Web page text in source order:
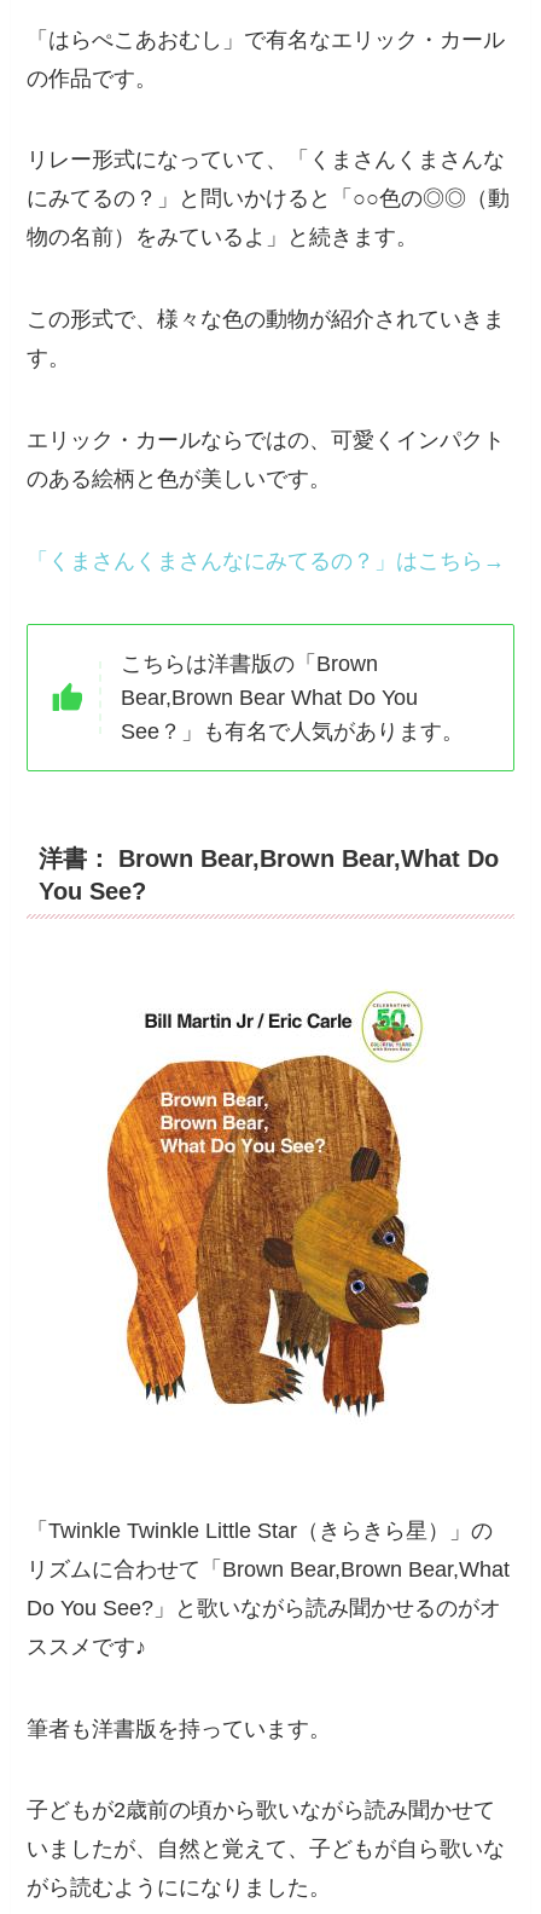
「はらぺこあおむし」で有名なエリック・カール
の作品です。
リレー形式になっていて、「くまさんくまさんな
にみてるの？」と問いかけると「○○色の◎◎（動
物の名前）をみているよ」と続きます。
この形式で、様々な色の動物が紹介されていきま
す。
エリック・カールならではの、可愛くインパクト
のある絵柄と色が美しいです。
「くまさんくまさんなにみてるの？」はこちら→
こちらは洋書版の「Brown
Bear,Brown Bear What Do You
See？」も有名で人気があります。
洋書： Brown Bear,Brown Bear,What Do
You See?
「Twinkle Twinkle Little Star（きらきら星）」の
リズムに合わせて「Brown Bear,Brown Bear,What
Do You See?」と歌いながら読み聞かせるのがオ
ススメです♪
筆者も洋書版を持っています。
子どもが2歳前の頃から歌いながら読み聞かせて
いましたが、自然と覚えて、子どもが自ら歌いな
がら読むようにになりました。